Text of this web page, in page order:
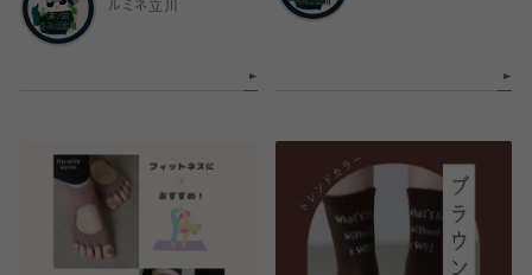
ルミネ立川